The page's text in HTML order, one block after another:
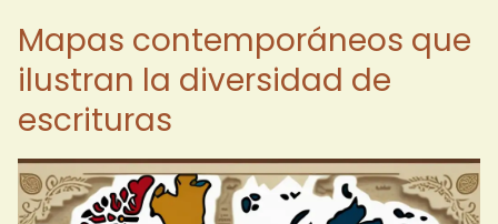
Mapas contemporáneos que
ilustran la diversidad de
escrituras